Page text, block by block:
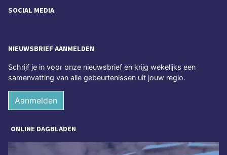
SOCIAL MEDIA
NIEUWSBRIEF AANMELDEN
Schrijf je in voor onze nieuwsbrief en krijg wekelijks een
samenvatting van alle gebeurtenissen uit jouw regio.
Aanmelden
ONLINE DAGBLADEN